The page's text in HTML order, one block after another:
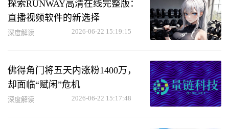
探索RUNWAY高清在线完整版：
直播视频软件的新选择
深度解读 2026-06-22 15:19:15
佛得角门将五天内涨粉1400万，
却面临“赋闲”危机
深度解读 2026-06-22 15:17:48